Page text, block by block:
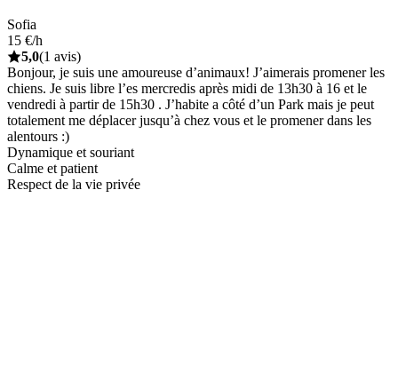
Sofia
15 €/h
5,0(1 avis)
Bonjour, je suis une amoureuse d’animaux! J’aimerais promener les
chiens. Je suis libre l’es mercredis après midi de 13h30 à 16 et le
vendredi à partir de 15h30 . J’habite a côté d’un Park mais je peut
totalement me déplacer jusqu’à chez vous et le promener dans les
alentours :)
Dynamique et souriant
Calme et patient
Respect de la vie privée